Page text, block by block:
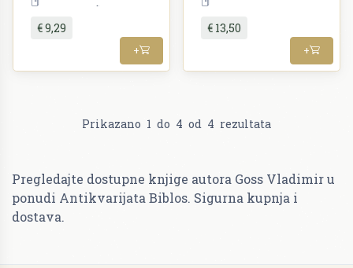
€ 9,29
+
Romanesque
Architecture in
Croatia
€ 13,50
+
Prikazano 1 do 4 od 4 rezultata
Pregledajte dostupne knjige autora Goss Vladimir u
ponudi Antikvarijata Biblos. Sigurna kupnja i
dostava.